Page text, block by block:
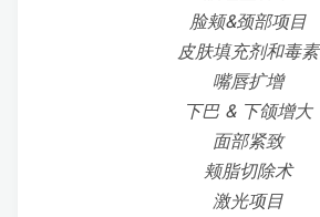
脸颊&颈部项目
皮肤填充剂和毒素
嘴唇扩增
下巴 & 下颌增大
面部紧致
颊脂切除术
激光项目